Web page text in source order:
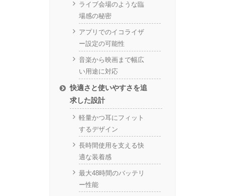
ライブ会場のような臨
場感の秘密
アプリでのイコライザ
ー設定の可能性
音楽から映画まで幅広
い用途に対応
快適さと使いやすさを追
求した設計
軽量かつ耳にフィット
するデザイン
長時間使用を支える快
適な装着感
最大48時間のバッテリ
ー性能